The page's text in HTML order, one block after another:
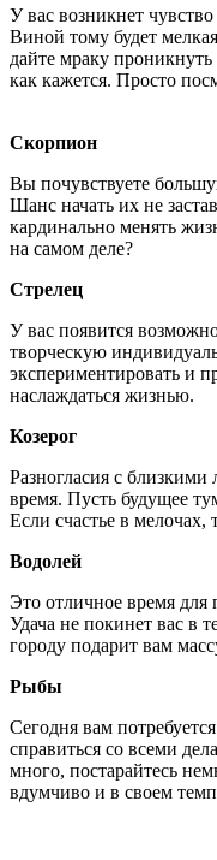
У вас возникнет
Виной тому будет
дайте мраку
как кажется. Просто
Скорпион
Вы почувствуете
Шанс начать их не
кардинально менять
на самом деле?
Стрелец
У вас появится
творческую
экспериментировать и
наслаждаться жизнью.
Козерог
Разногласия с близкими
время. Пусть будущее
Если счастье в мелочах,
Водолей
Это отличное время для
Удача не покинет вас в
городу подарит вам
Рыбы
Сегодня вам
справиться со всеми
много, постарайтесь
вдумчиво и в своем